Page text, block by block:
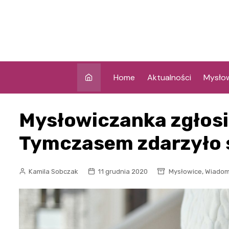
Home Aktualności
Mysłowiczanka
Tymczasem
Kamila Sobczak 11 grudnia 2020 Mysłowice,